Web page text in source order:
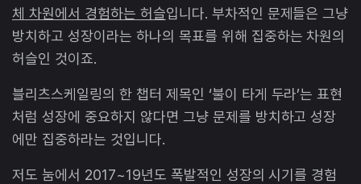
체 차원에서 경험하는 허슬입니다. 부차적인 문제들은 그냥
방치하고 성장이라는 하나의 목표를 위해 집중하는 차원의
허슬인 것이죠.
블리츠스케일링의 한 챕터 제목인 ‘불이 타게 두라’는 표현
처럼 성장에 중요하지 않다면 그냥 문제를 방치하고 성장
에만 집중하라는 것입니다.
저도 눔에서 2017~19년도 폭발적인 성장의 시기를 경험